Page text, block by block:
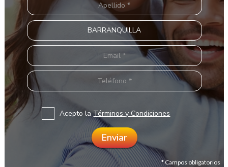
Acepto laTérminos y Condiciones
* Campos obligatorios